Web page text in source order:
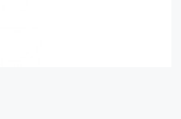
oceľ
oceľ
/ koža